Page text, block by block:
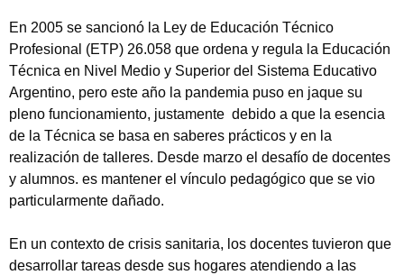
En 2005 se sancionó la Ley de Educación Técnico
Profesional (ETP) 26.058 que ordena y regula la Educación
Técnica en Nivel Medio y Superior del Sistema Educativo
Argentino, pero este año la pandemia puso en jaque su
pleno funcionamiento, justamente debido a que la esencia
de la Técnica se basa en saberes prácticos y en la
realización de talleres. Desde marzo el desafío de docentes
y alumnos. es mantener el vínculo pedagógico que se vio
particularmente dañado.
En un contexto de crisis sanitaria, los docentes tuvieron que
desarrollar tareas desde sus hogares atendiendo a las